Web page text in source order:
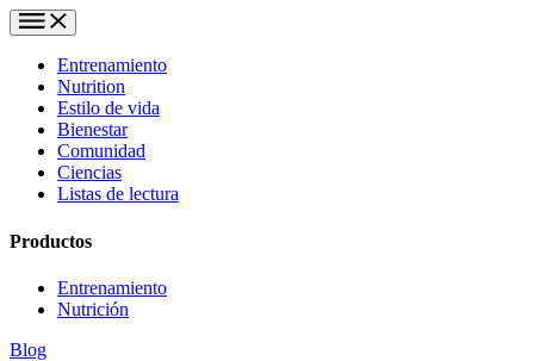
Entrenamiento
Nutrition
Estilo de vida
Bienestar
Comunidad
Ciencias
Listas de lectura
Productos
Entrenamiento
Nutrición
Blog